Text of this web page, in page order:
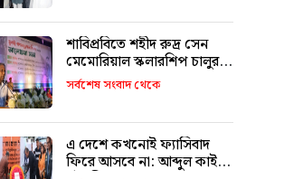
শাবিপ্রবিতে শহীদ রুদ্র সেন
মেমোরিয়াল স্কলারশিপ চালুর
ঘোষণা
সর্বশেষ সংবাদ থেকে
এ দেশে কখনোই ফ্যাসিবাদ
ফিরে আসবে না: আব্দুল কাইয়ুম